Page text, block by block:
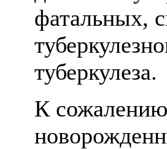
фатальных,
туберкулеза.
К